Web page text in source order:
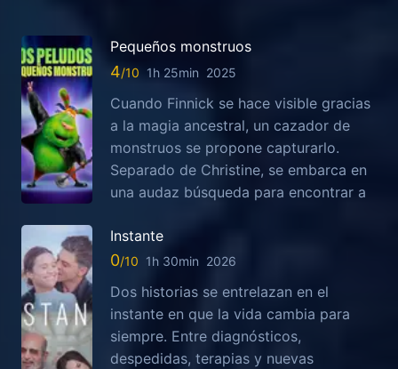
Pequeños monstruos
4 1h 25min 2025
Cuando Finnick se hace visible gracias
a la magia ancestral, un cazador de
monstruos se propone capturarlo.
Separado de Christine, se embarca en
una audaz búsqueda para encontrar a
Instante
0 1h 30min 2026
Dos historias se entrelazan en el
instante en que la vida cambia para
siempre. Entre diagnósticos,
despedidas, terapias y nuevas